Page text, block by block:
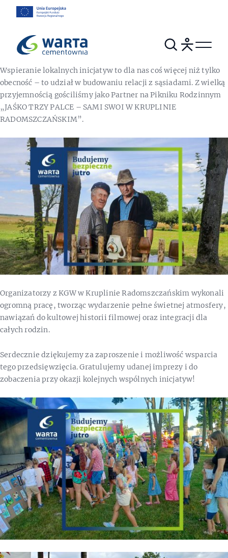
Wspieranie lokalnych inicjatyw to dla nas coś więcej niż tylko
obecność – to udział w budowaniu relacji z sąsiadami. Z wielką
przyjemnością gościliśmy jako Partner na Pikniku Rodzinnym
„JAŚKO TRZY PALCE – SAMI SWOI W KRUPLINIE
RADOMSZCZAŃSKIM”.
Organizatorzy z KGW w Kruplinie Radomszczańskim wykonali
ogromną pracę, tworząc wydarzenie pełne świetnej atmosfery,
nawiązań do kultowej historii filmowej oraz integracji dla
całych rodzin.
Serdecznie dziękujemy za zaproszenie i możliwość wsparcia
tego przedsięwzięcia. Gratulujemy udanej imprezy i do
zobaczenia przy okazji kolejnych wspólnych inicjatyw!